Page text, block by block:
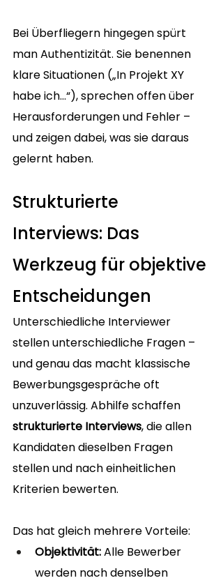
Bei Überfliegern hingegen spürt
man Authentizität. Sie benennen
klare Situationen („In Projekt XY
habe ich…“), sprechen offen über
Herausforderungen und Fehler –
und zeigen dabei, was sie daraus
gelernt haben.
Strukturierte
Interviews: Das
Werkzeug für objektive
Entscheidungen
Unterschiedliche Interviewer
stellen unterschiedliche Fragen –
und genau das macht klassische
Bewerbungsgespräche oft
unzuverlässig. Abhilfe schaffen
strukturierte Interviews, die allen
Kandidaten dieselben Fragen
stellen und nach einheitlichen
Kriterien bewerten.
Das hat gleich mehrere Vorteile:
Objektivität: Alle Bewerber
werden nach denselben